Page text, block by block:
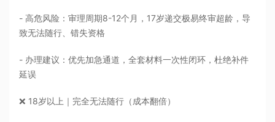
- 高危风险：审理周期8-12个月，17岁递交极易终审超龄，导
致无法随行、错失资格
- 办理建议：优先加急通道，全套材料一次性闭环，杜绝补件
延误
❌ 18岁以上｜完全无法随行（成本翻倍）